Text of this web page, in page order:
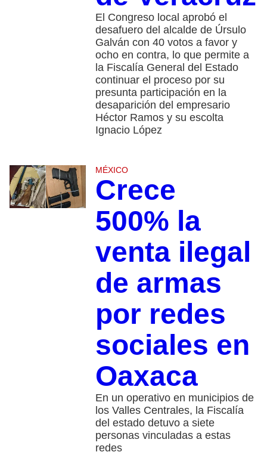
El Congreso local aprobó el
desafuero del alcalde de Úrsulo
Galván con 40 votos a favor y
ocho en contra, lo que permite a
la Fiscalía General del Estado
continuar el proceso por su
presunta participación en la
desaparición del empresario
Héctor Ramos y su escolta
Ignacio López
MÉXICO
Crece
500% la
venta ilegal
de armas
por redes
sociales en
Oaxaca
En un operativo en municipios de
los Valles Centrales, la Fiscalía
del estado detuvo a siete
personas vinculadas a estas
redes